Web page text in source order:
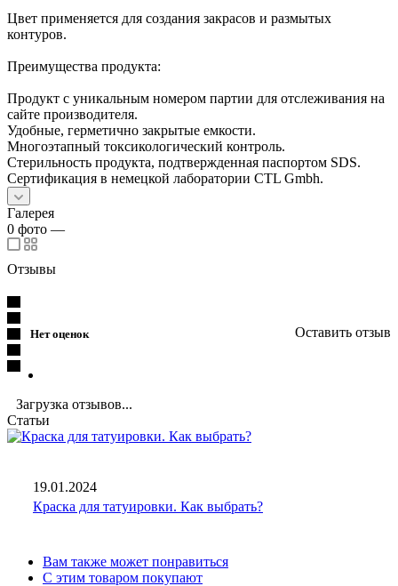
Цвет применяется для создания закрасов и размытых
контуров.
Преимущества продукта:
Продукт с уникальным номером партии для отслеживания на
сайте производителя.
Удобные, герметично закрытые емкости.
Многоэтапный токсикологический контроль.
Стерильность продукта, подтвержденная паспортом SDS.
Сертификация в немецкой лаборатории CTL Gmbh.
Галерея
0 фото —
Отзывы
Нет оценок Оставить отзыв
Загрузка отзывов...
Статьи
19.01.2024
Краска для татуировки. Как выбрать?
Вам также может понравиться
С этим товаром покупают